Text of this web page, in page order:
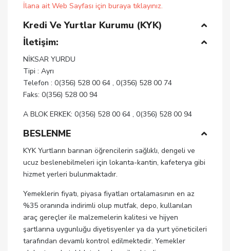
İlana ait Web Sayfası için buraya tıklayınız.
Kredi Ve Yurtlar Kurumu (KYK)
İletişim:
NİKSAR YURDU
Tipi : Ayrı
Telefon : 0(356) 528 00 64 , 0(356) 528 00 74
Faks: 0(356) 528 00 94
A BLOK ERKEK: 0(356) 528 00 64 , 0(356) 528 00 94
BESLENME
KYK Yurtların barınan öğrencilerin sağlıklı, dengeli ve
ucuz beslenebilmeleri için lokanta-kantin, kafeterya gibi
hizmet yerleri bulunmaktadır.
Yemeklerin fiyatı, piyasa fiyatları ortalamasının en az
%35 oranında indirimli olup mutfak, depo, kullanılan
araç gereçler ile malzemelerin kalitesi ve hijyen
şartlarına uygunluğu diyetisyenler ya da yurt yöneticileri
tarafından devamlı kontrol edilmektedir. Yemekler